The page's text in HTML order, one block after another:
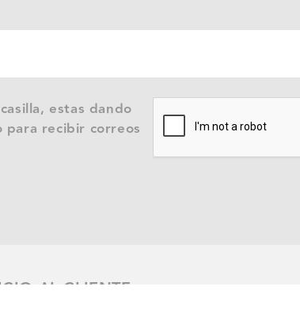
estas dando
para recibir correos
AL CLIENTE